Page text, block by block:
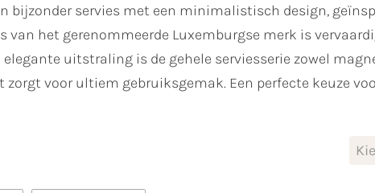
bijzonder servies met een minimalistisch design,
van het gerenommeerde Luxemburgse merk is
elegante uitstraling is de gehele serviesserie zowel
voor ultiem gebruiksgemak. Een perfecte keuze